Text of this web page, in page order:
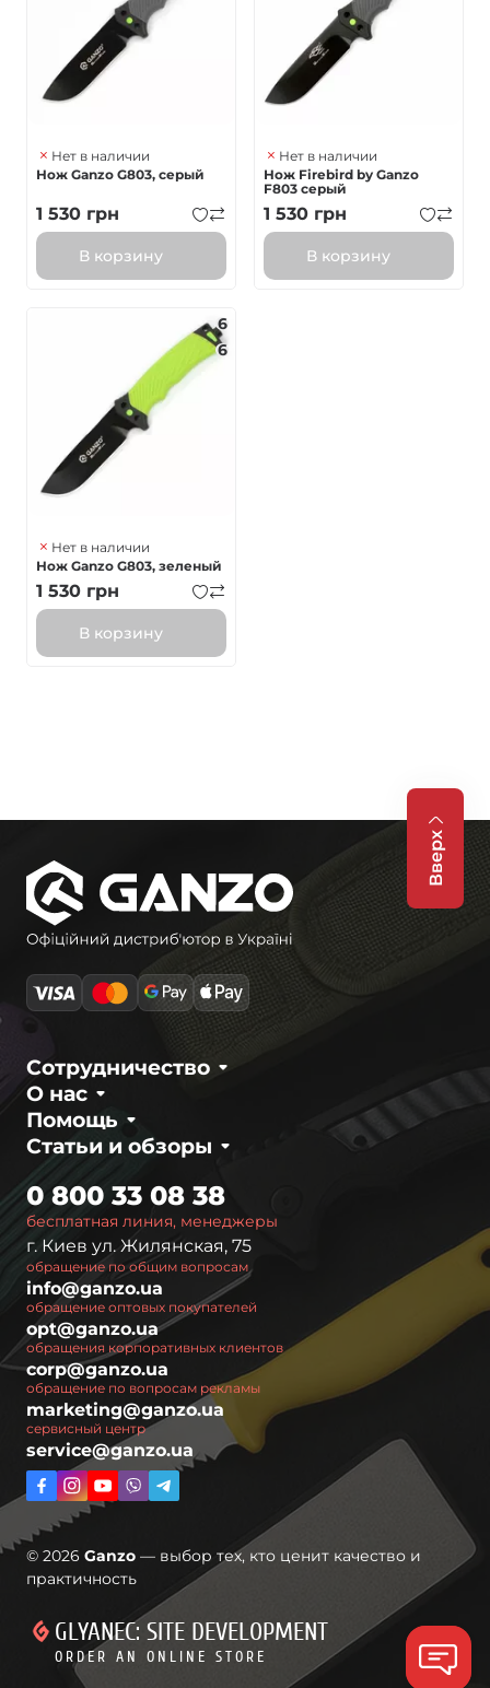
Нет в наличии
Нож Ganzo G803, серый
1 530 грн
В корзину
Нет в наличии
Нож Firebird by Ganzo
F803 серый
1 530 грн
В корзину
6
6
Нет в наличии
Нож Ganzo G803, зеленый
1 530 грн
В корзину
Вверх
О нас
Сотрудничество
Статьи и обзоры
Помощь
бесплатная линия, менеджеры
0 800 33 08 38
г. Киев ул. Жилянская, 75
обращение по общим вопросам
info@ganzo.ua
обращение оптовых покупателей
opt@ganzo.ua
обращения корпоративных клиентов
corp@ganzo.ua
обращение по вопросам рекламы
marketing@ganzo.ua
сервисный центр
service@ganzo.ua
© 2026 Ganzo — выбор тех, кто ценит качество и
практичность
GLYANEC: SITE DEVELOPMENT
ORDER AN ONLINE STORE